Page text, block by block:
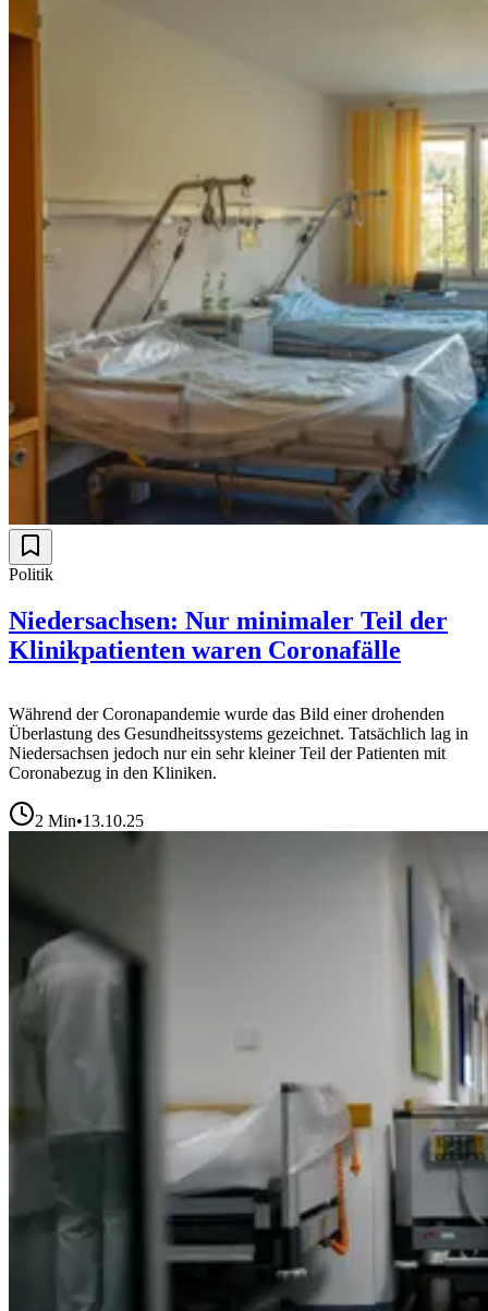
Politik
Niedersachsen: Nur minimaler Teil der
Klinikpatienten waren Coronafälle
Während der Coronapandemie wurde das Bild einer drohenden
Überlastung des Gesundheitssystems gezeichnet. Tatsächlich lag in
Niedersachsen jedoch nur ein sehr kleiner Teil der Patienten mit
Coronabezug in den Kliniken.
2 Min•13.10.25